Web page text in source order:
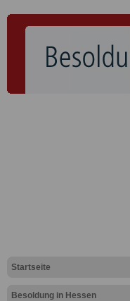
Startseite
Besoldung in Hessen